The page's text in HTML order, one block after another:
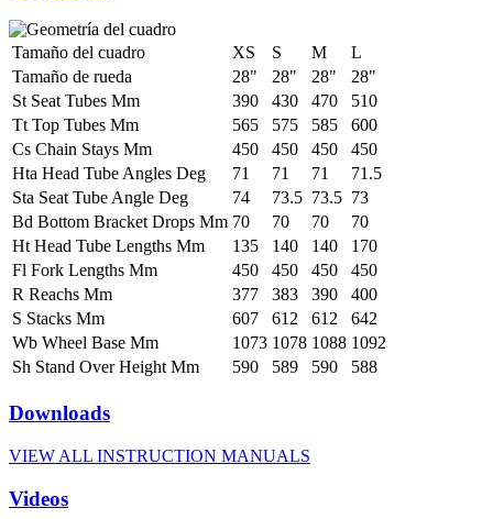
Tamaño del cuadro XS S M
L
Tamaño de rueda
28" 28" 28"
28"
St Seat Tubes Mm
390 430 470
510
Tt Top Tubes Mm
565 575 585
600
Cs Chain Stays Mm
450 450 450
450
Hta Head Tube Angles Deg
71 71 71
71.5
Sta Seat Tube Angle Deg
74 73.5 73.5 73
Bd Bottom Bracket Drops Mm 70 70 70
70
Ht Head Tube Lengths Mm
135 140 140
170
Fl Fork Lengths Mm
450 450 450
450
R Reachs Mm
377 383 390
400
S Stacks Mm
607 612 612
642
Wb Wheel Base Mm
1073 1078 1088 1092
Sh Stand Over Height Mm
590 589 590 588
Downloads
VIEW ALL INSTRUCTION MANUALS
Videos